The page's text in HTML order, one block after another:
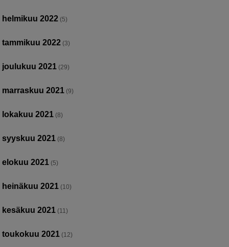
helmikuu 2022 (5)
tammikuu 2022 (3)
joulukuu 2021 (29)
marraskuu 2021 (9)
lokakuu 2021 (8)
syyskuu 2021 (8)
elokuu 2021 (5)
heinäkuu 2021 (10)
kesäkuu 2021 (11)
toukokuu 2021 (12)